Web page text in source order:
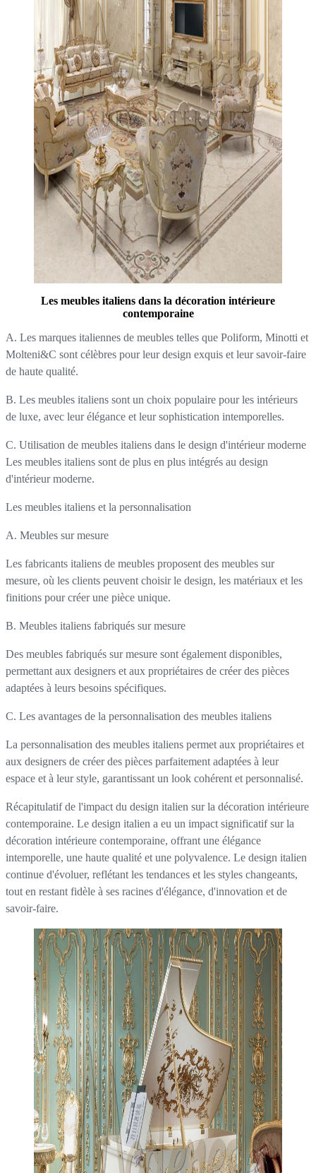
Les meubles italiens dans la décoration intérieure
contemporaine
A. Les marques italiennes de meubles telles que Poliform, Minotti et
Molteni&C sont célèbres pour leur design exquis et leur savoir-faire
de haute qualité.
B. Les meubles italiens sont un choix populaire pour les intérieurs
de luxe, avec leur élégance et leur sophistication intemporelles.
C. Utilisation de meubles italiens dans le design d'intérieur moderne
Les meubles italiens sont de plus en plus intégrés au design
d'intérieur moderne.
Les meubles italiens et la personnalisation
A. Meubles sur mesure
Les fabricants italiens de meubles proposent des meubles sur
mesure, où les clients peuvent choisir le design, les matériaux et les
finitions pour créer une pièce unique.
B. Meubles italiens fabriqués sur mesure
Des meubles fabriqués sur mesure sont également disponibles,
permettant aux designers et aux propriétaires de créer des pièces
adaptées à leurs besoins spécifiques.
C. Les avantages de la personnalisation des meubles italiens
La personnalisation des meubles italiens permet aux propriétaires et
aux designers de créer des pièces parfaitement adaptées à leur
espace et à leur style, garantissant un look cohérent et personnalisé.
Récapitulatif de l'impact du design italien sur la décoration intérieure
contemporaine. Le design italien a eu un impact significatif sur la
décoration intérieure contemporaine, offrant une élégance
intemporelle, une haute qualité et une polyvalence. Le design italien
continue d'évoluer, reflétant les tendances et les styles changeants,
tout en restant fidèle à ses racines d'élégance, d'innovation et de
savoir-faire.